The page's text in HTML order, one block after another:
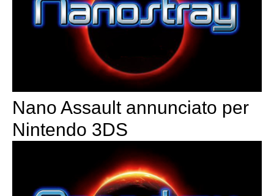
Nano Assault annunciato per
Nintendo 3DS